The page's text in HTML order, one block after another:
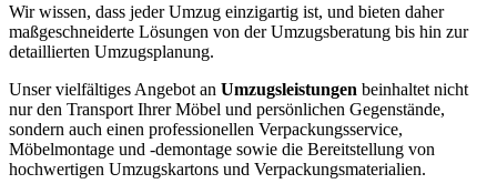
Wir wissen, dass jeder Umzug einzigartig ist, und bieten daher
maßgeschneiderte Lösungen von der Umzugsberatung bis hin zur
detaillierten Umzugsplanung.
Unser vielfältiges Angebot an Umzugsleistungen beinhaltet nicht
nur den Transport Ihrer Möbel und persönlichen Gegenstände,
sondern auch einen professionellen Verpackungsservice,
Möbelmontage und -demontage sowie die Bereitstellung von
hochwertigen Umzugskartons und Verpackungsmaterialien.